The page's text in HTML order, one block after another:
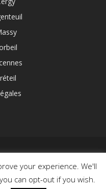
Web. Création :
your experience. We'll
can opt-out if you wish.